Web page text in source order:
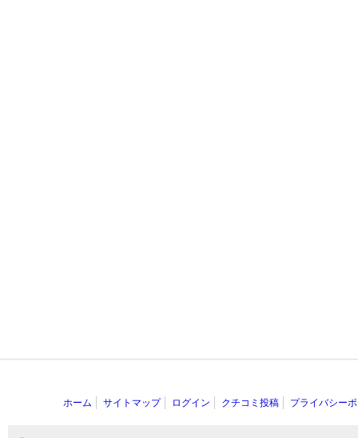
ホーム サイトマップ ログイン クチコミ投稿 プライバシー